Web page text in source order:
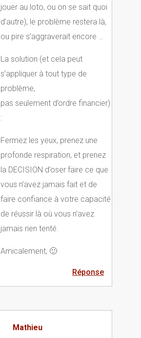
jouer au loto, ou on se sait quoi
d’autre), le problème restera là,
ou pire s’aggraverait encore …
La solution (et cela peut
s’appliquer à tout type de
problème,
pas seulement d’ordre financier)
:
Fermez les yeux, prenez une
profonde respiration, et prenez
la DECISION d’oser faire ce que
vous n’avez jamais fait et de
faire confiance à votre capacité
de réussir là où vous n’avez
jamais rien tenté.
Amicalement, 🙂
Réponse
Mathieu